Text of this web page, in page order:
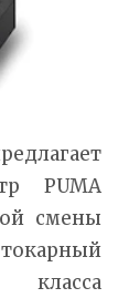
PUMA
смены
класса